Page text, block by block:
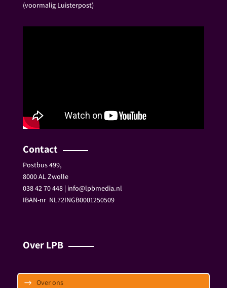
(voormalig Luisterpost)
Contact
Postbus 499,
8000 AL Zwolle
038 42 70 448 | info@lpbmedia.nl
IBAN-nr NL72INGB0001250509
Over LPB
Over ons